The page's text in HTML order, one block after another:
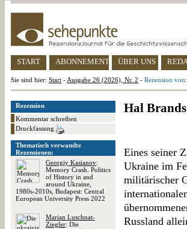
START ABONNEMENT ÜBER UNS
Sie sind hier: Start - Ausgabe 26 (2026), Nr. 2 - Rezension
Rezension
Kommentar schreiben
Druckfassung
Thematisch verwandte
Rezensionen:
Georgiy Kasianov:
Memory Crash. Politics
of History in and
around Ukraine,
1980s-2010s, Budapest: Central
European University Press 2022
Marian Luschnat-
Ziegler: Die
Hal
Eines seiner
Ukraine im
militärischer
Russland